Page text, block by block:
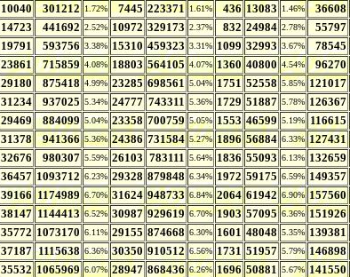
10040 301212 1.72% 7445 223371 1.61% 436 13083 1.46% 36608
14723 441692 2.52% 10972 329173 2.37% 832 24984 2.78% 55797
19791 593756 3.38% 15310 459323 3.31% 1099 32993 3.67% 78545
23861 715859 4.08% 18803 564105 4.07% 1360 40800 4.54% 96270
29180 875418 4.99% 23285 698561 5.04% 1751 52558 5.85% 121017
31234 937025 5.34% 24777 743311 5.36% 1729 51887 5.78% 126367
29469 884099 5.04% 23358 700759 5.05% 1553 46599 5.19% 116615
31378 941366 5.36% 24386 731584 5.27% 1896 56884 6.33% 127431
32676 980307 5.59% 26103 783111 5.64% 1836 55093 6.13% 132659
36457 1093712 6.23% 29328 879848 6.34% 1972 59175 6.59% 149357
39166 1174989 6.70% 31624 948733 6.84% 2064 61942 6.90% 157560
38147 1144413 6.52% 30987 929619 6.70% 1903 57095 6.36% 151926
35772 1073170 6.11% 29155 874668 6.30% 1601 48048 5.35% 139381
37187 1115638 6.36% 30350 910512 6.56% 1731 51957 5.79% 146898
35532 1065969 6.07% 28947 868436 6.26% 1696 50881 5.67% 141550